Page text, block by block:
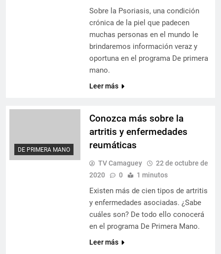
Sobre la Psoriasis, una condición
crónica de la piel que padecen
muchas personas en el mundo le
brindaremos información veraz y
oportuna en el programa De primera
mano.
Leer más
DE PRIMERA MANO
Conozca más sobre la
artritis y enfermedades
reumáticas
TV Camaguey
22 de octubre de
2020
0 1 minutos
Existen más de cien tipos de artritis
y enfermedades asociadas. ¿Sabe
cuáles son? De todo ello conocerá
en el programa De Primera Mano.
Leer más